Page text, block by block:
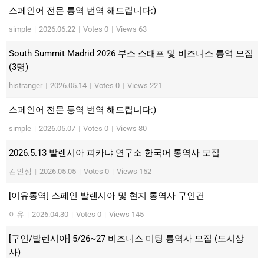
스페인어 전문 통역 번역 해드립니다:)
simple | 2026.06.22 | Votes 0 | Views 63
South Summit Madrid 2026 부스 스태프 및 비즈니스 통역 모집
(3명)
histranger | 2026.05.14 | Votes 0 | Views 221
스페인어 전문 통역 번역 해드립니다:)
simple | 2026.05.07 | Votes 0 | Views 80
2026.5.13 발렌시아 피카냐 연구소 한국어 통역사 모집
김인성 | 2026.05.05 | Votes 0 | Views 152
[이유통역] 스페인 발렌시아 및 현지 통역사 구인건
이유 | 2026.04.30 | Votes 0 | Views 145
[구인/발렌시아] 5/26~27 비즈니스 미팅 통역사 모집 (도시상
사)